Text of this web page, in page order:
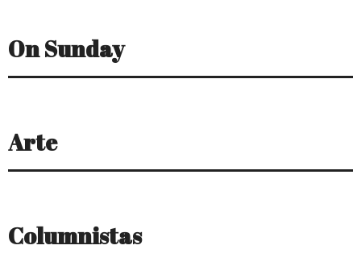
On Sunday
Arte
Columnistas